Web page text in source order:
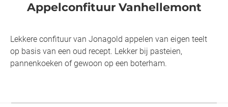
Appelconfituur Vanhellemont
Lekkere confituur van Jonagold appelen van eigen teelt
op basis van een oud recept. Lekker bij pasteien,
pannenkoeken of gewoon op een boterham.